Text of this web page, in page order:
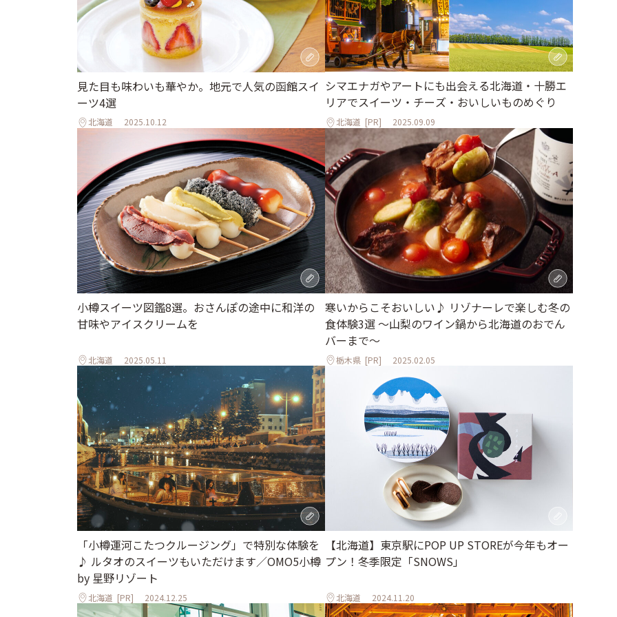
見た目も味わいも華やか。地元で人気の函館スイ
ーツ4選
北海道 2025.10.12
シマエナガやアートにも出会える北海道・十勝エ
リアでスイーツ・チーズ・おいしいものめぐり
北海道 [PR] 2025.09.09
小樽スイーツ図鑑8選。おさんぽの途中に和洋の
甘味やアイスクリームを
北海道 2025.05.11
寒いからこそおいしい♪ リゾナーレで楽しむ冬の
食体験3選 ～山梨のワイン鍋から北海道のおでん
バーまで～
栃木県 [PR] 2025.02.05
「小樽運河こたつクルージング」で特別な体験を
♪ ルタオのスイーツもいただけます／OMO5小樽
by 星野リゾート
北海道 [PR] 2024.12.25
【北海道】東京駅にPOP UP STOREが今年もオー
プン！冬季限定「SNOWS」
北海道 2024.11.20